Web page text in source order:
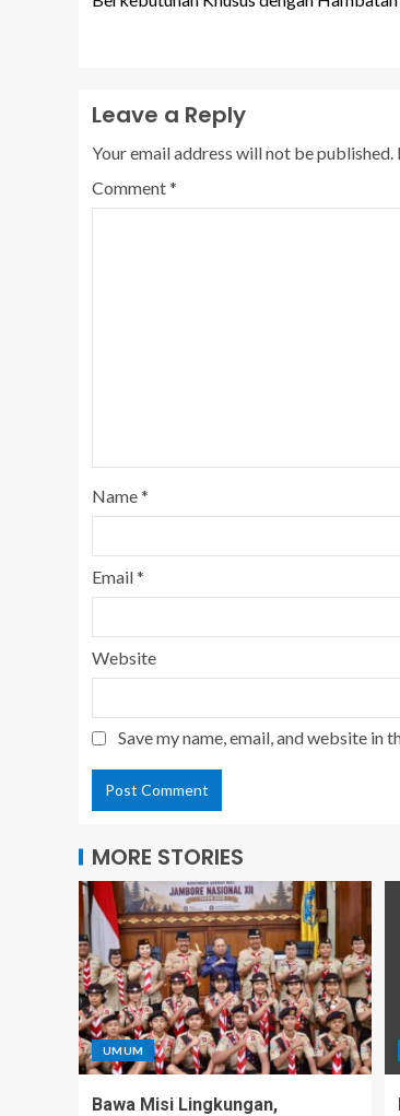
Leave a Reply
Your email address will not be published.
Comment*
Name*
Email*
Website
Save my name, email, and website in
MORE STORIES
UMUM
Bawa Misi Lingkungan,